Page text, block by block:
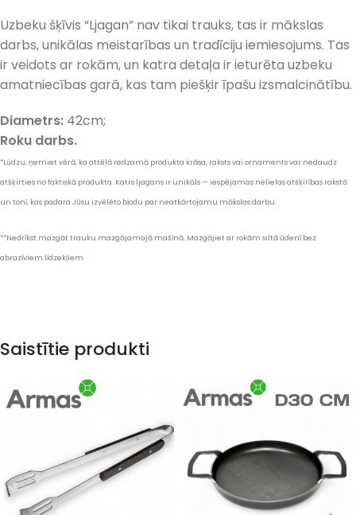
Uzbeku šķīvis “Ljagan” nav tikai trauks, tas ir mākslas
darbs, unikālas meistarības un tradīciju iemiesojums. Tas
ir veidots ar rokām, un katra detaļa ir ieturēta uzbeku
amatniecības garā, kas tam piešķir īpašu izsmalcinātību.
Diametrs: 42cm;
Roku darbs.
*Lūdzu, ņemiet vērā, ka attēlā redzamā produkta krāsa, raksts vai ornaments var nedaudz
atšķirties no faktiskā produkta. Katrs ljagans ir unikāls — iespējamas nelielas atšķirības rakstā
un tonī, kas padara Jūsu izvēlēto bļodu par neatkārtojamu mākslas darbu.
**Nedrīkst mazgāt trauku mazgājamajā mašīnā. Mazgājiet ar rokām siltā ūdenī bez
abrazīviem līdzekļiem.
Saistītie produkti